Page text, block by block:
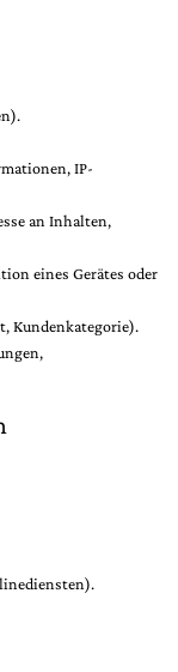
IP-
an Inhalten,
eines Gerätes oder
Kundenkategorie).